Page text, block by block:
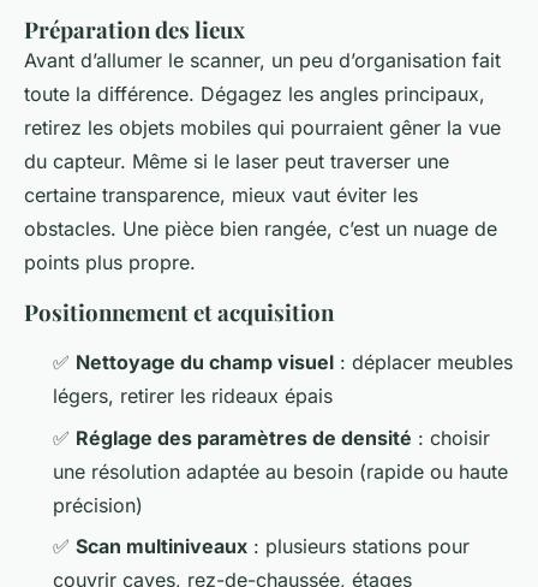
Préparation des lieux
Avant d’allumer le scanner, un peu d’organisation fait
toute la différence. Dégagez les angles principaux,
retirez les objets mobiles qui pourraient gêner la vue
du capteur. Même si le laser peut traverser une
certaine transparence, mieux vaut éviter les
obstacles. Une pièce bien rangée, c’est un nuage de
points plus propre.
Positionnement et acquisition
✅ Nettoyage du champ visuel : déplacer meubles
légers, retirer les rideaux épais
✅ Réglage des paramètres de densité : choisir
une résolution adaptée au besoin (rapide ou haute
précision)
✅ Scan multiniveaux : plusieurs stations pour
couvrir caves, rez-de-chaussée, étages